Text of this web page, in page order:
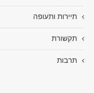
תיירות ותעופה
תקשורת
תרבות